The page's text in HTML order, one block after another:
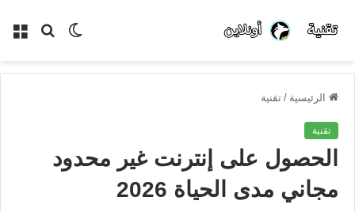
بحث الوضع
الرئيسية / تقنية
تقنية
الحصول على إنترنت غير محدود
مجاني مدى الحياة 2026